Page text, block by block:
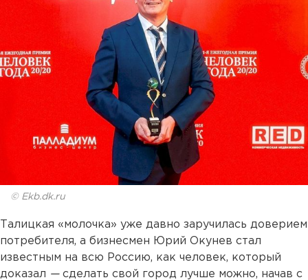
© Ekb.dk.ru
Талицкая «молочка» уже давно заручилась доверием
потребителя, а бизнесмен Юрий Окунев стал
известным на всю Россию, как человек, который
доказал —сделать свой город лучше можно, начав с